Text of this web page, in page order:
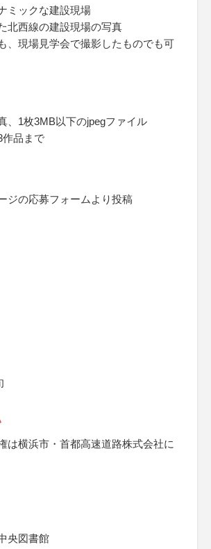
ミックな建設現場
北西線の建設現場の写真
、現場見学会で撮影したものでも可
、1枚3MB以下のjpegファイル
品まで
ジの応募フォームより投稿
は横浜市・首都高速道路株式会社に
央図書館